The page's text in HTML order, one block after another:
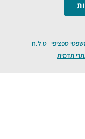
משפטי ספציפי ט.ל.ח
תדמית